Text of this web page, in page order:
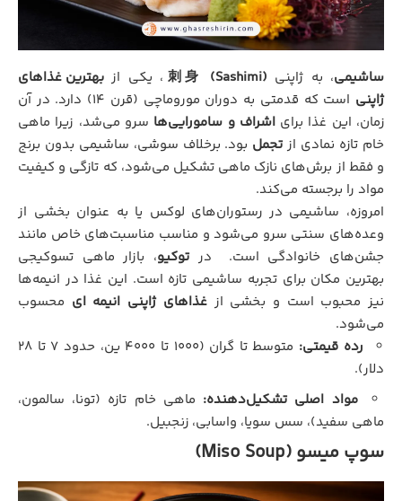
ساشیمی، به ژاپنی 刺身 (Sashimi) ، یکی از بهترین غذاهای
ژاپنی
است که قدمتی به دوران موروماچی (قرن ۱۴) دارد. در آن
زمان، این غذا برایاشراف و سامورایی‌ها سرو می‌شد، زیرا ماهی
خام تازه نمادی از تجمل بود. برخلاف سوشی، ساشیمی بدون برنج
و فقط از برش‌های نازک ماهی تشکیل می‌شود، که تازگی و کیفیت
مواد را برجسته می‌کند.
امروزه، ساشیمی در رستوران‌های لوکس یا به عنوان بخشی از
وعده‌های سنتی سرو می‌شود و مناسب مناسبت‌های خاص مانند
جشن‌های خانوادگی است. درتوکیو، بازار ماهی تسوکیجی
بهترین مکان برای تجربه ساشیمی تازه است. این غذا در انیمه‌ها
نیز محبوب است و بخشی ازغذاهای ژاپنی انیمه ای محسوب
می‌شود.
رده قیمتی:
متوسط تا گران (۱۰۰۰ تا ۴۰۰۰ ین، حدود ۷ تا ۲۸
دلار).
مواد اصلی تشکیل‌دهنده: ماهی خام تازه (تونا، سالمون،
ماهی سفید)، سس سویا، واسابی، زنجبیل.
سوپ میسو (Miso Soup)